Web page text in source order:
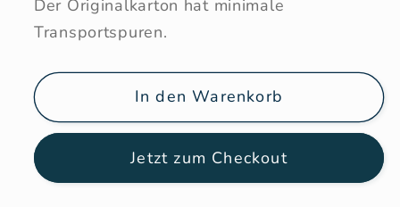
Der Originalkarton hat minimale
Transportspuren.
In den Warenkorb
Jetzt zum Checkout